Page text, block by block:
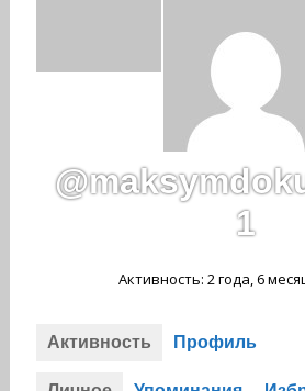
1
Активность: 2 года, 6
Активность Профиль